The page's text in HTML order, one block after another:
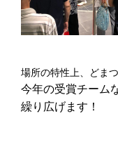
場所の特性上、どま
今年の受賞チーム
繰り広げます！